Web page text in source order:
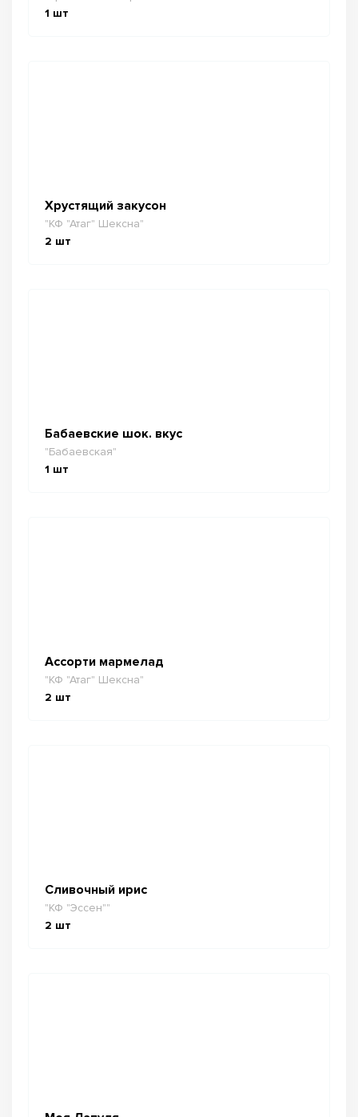
1 шт
Хрустящий закусон
"КФ "Атаг" Шексна"
2 шт
Бабаевские шок. вкус
"Бабаевская"
1 шт
Ассорти мармелад
"КФ "Атаг" Шексна"
2 шт
Сливочный ирис
"КФ "Эссен""
2 шт